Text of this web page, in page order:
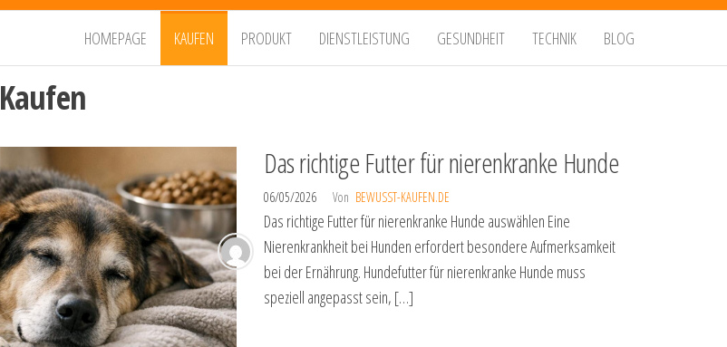
HOMEPAGE KAUFEN PRODUKT DIENSTLEISTUNG GESUNDHEIT TECHNIK BLOG
Kaufen
Das richtige Futter für nierenkranke Hunde
06/05/2026 Von BEWUSST-KAUFEN.DE
Das richtige Futter für nierenkranke Hunde auswählen Eine
Nierenkrankheit bei Hunden erfordert besondere Aufmerksamkeit
bei der Ernährung. Hundefutter für nierenkranke Hunde muss
speziell angepasst sein, […]